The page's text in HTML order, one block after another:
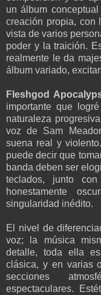
un álbum
creación propia, con
vista de varios
poder y la traición.
realmente le da
álbum variado,
Fleshgod
importante que
naturaleza
voz de Sam
suena real y
puede decir que
banda deben ser
teclados, junto
honestamente
singularidad inédito.
El nivel de
voz; la música
detalle, toda ella
clásica, y en varias
secciones
espectaculares.